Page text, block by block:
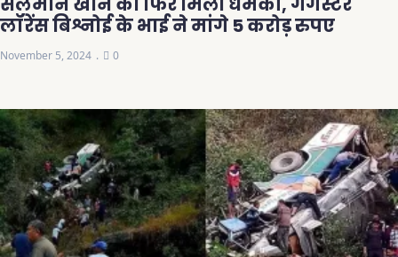
लॉरेंस बिश्नोई के भाई ने मांगे 5 करोड़ रुपए
November 5, 2024 0